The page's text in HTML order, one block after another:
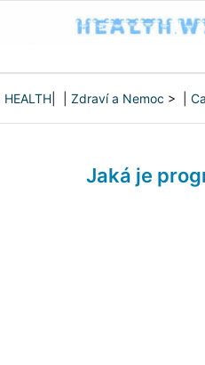
HEALTH Zdraví a Nemoc > |
Jaká je